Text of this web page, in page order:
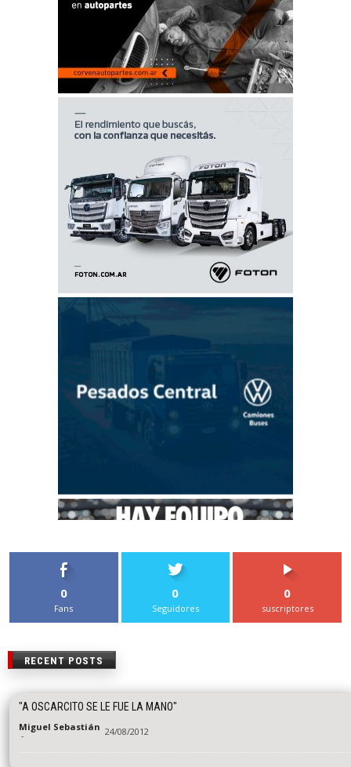
0
Fans
0
Seguidores
0
suscriptores
RECENT POSTS
"A OSCARCITO SE LE FUE LA MANO"
Miguel Sebastián
- 24/08/2012